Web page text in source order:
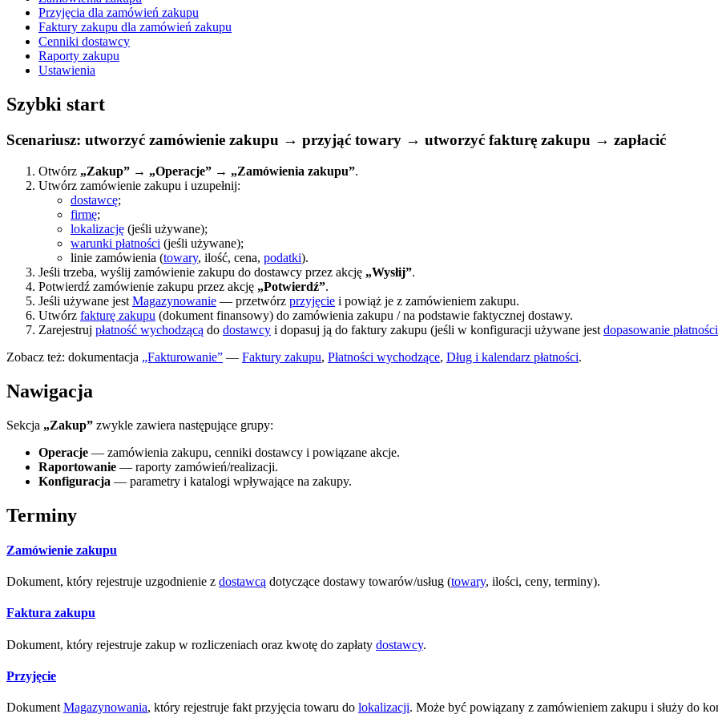
Przyjęcia dla zamówień zakupu
Faktury zakupu dla zamówień zakupu
Cenniki dostawcy
Raporty zakupu
Ustawienia
Szybki start
Scenariusz: utworzyć zamówienie zakupu → przyjąć towary → utworzyć fakturę zakupu → zapłacić
Otwórz „Zakup” → „Operacje” → „Zamówienia zakupu”.
Utwórz zamówienie zakupu i uzupełnij:
dostawcę;
firmę;
lokalizację (jeśli używane);
warunki płatności (jeśli używane);
linie zamówienia (towary, ilość, cena, podatki).
Jeśli trzeba, wyślij zamówienie zakupu do dostawcy przez akcję „Wysłij”.
Potwierdź zamówienie zakupu przez akcję „Potwierdź”.
Jeśli używane jest Magazynowanie — przetwórz przyjęcie i powiąż je z zamówieniem zakupu.
Utwórz fakturę zakupu (dokument finansowy) do zamówienia zakupu / na podstawie faktycznej dostawy.
Zarejestruj płatność wychodzącą do dostawcy i dopasuj ją do faktury zakupu (jeśli w konfiguracji używane jest dopasowanie płatności
Zobacz też: dokumentacja „Fakturowanie” — Faktury zakupu, Płatności wychodzące, Dług i kalendarz płatności.
Nawigacja
Sekcja „Zakup” zwykle zawiera następujące grupy:
Operacje — zamówienia zakupu, cenniki dostawcy i powiązane akcje.
Raportowanie — raporty zamówień/realizacji.
Konfiguracja — parametry i katalogi wpływające na zakupy.
Terminy
Zamówienie zakupu
Dokument, który rejestruje uzgodnienie z dostawcą dotyczące dostawy towarów/usług (towary, ilości, ceny, terminy).
Faktura zakupu
Dokument, który rejestruje zakup w rozliczeniach oraz kwotę do zapłaty dostawcy.
Przyjęcie
Dokument Magazynowania, który rejestruje fakt przyjęcia towaru do lokalizacji. Może być powiązany z zamówieniem zakupu i służy do